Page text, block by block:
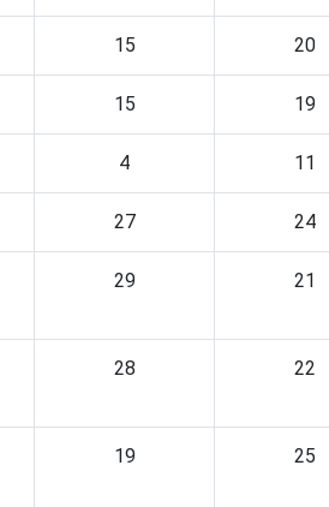
15 20
15 19
4 11
27 24
29 21
28 22
19 25